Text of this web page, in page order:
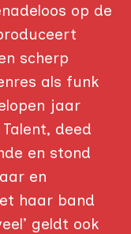
op de
scherp
als funk
jaar
deed
en stond
en
haar band
geldt ook